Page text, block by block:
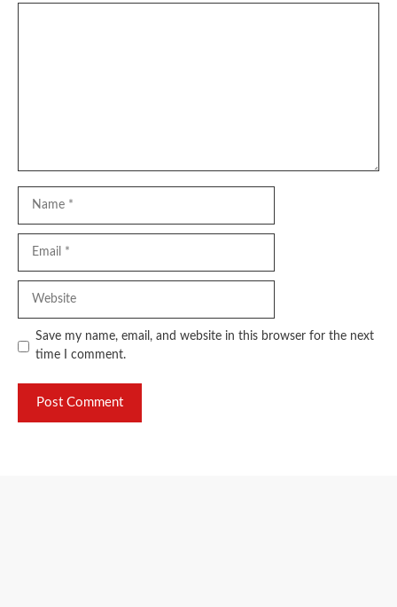
Save my name, email, and website in this browser for the next
time I comment.